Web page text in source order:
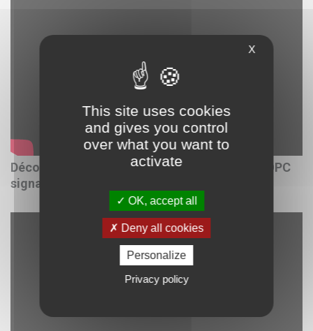
Découvrez OCY Technologies avec Vincent, OPC
signalisation ferroviaire
X
This site uses cookies
and gives you control
over what you want to
activate
OK, accept all
Deny all cookies
Personalize
Privacy policy